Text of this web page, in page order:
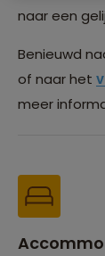
naar een
Benieuwd
of naar het
meer